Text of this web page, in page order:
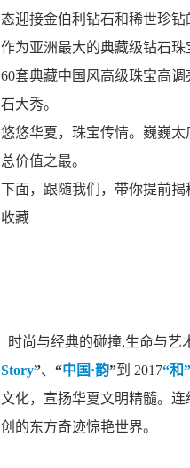
态迎接金伯利钻石和稀世珍钻
作为亚洲最大的典藏级钻石
60套典藏中国风高级珠宝高
石大秀。
悠悠华夏，珠宝传情。巍巍
总价值之最。
下面，跟随我们，带你提前
收藏
时尚与经典的碰撞,生命与艺
Story”、 “中国·韵”到 2017“和
文化，宣扬华夏文明精髓。
创的东方奇迹惊艳世界。